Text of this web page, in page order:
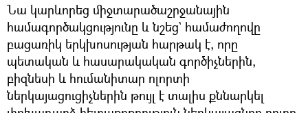
Նա կարևորեց միջտարածաշրջանային
համագործակցությունը և նշեց` համաժողովը
բացառիկ երկխոսության հարթակ է, որը
պետական և հասարակական գործիչներին,
բիզնեսի և հումանիտար ոլորտի
ներկայացուցիչներին թույլ է տալիս քննարկել